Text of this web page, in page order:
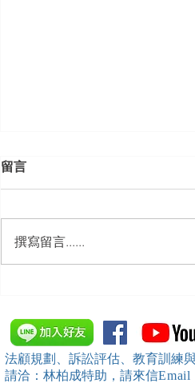
中、南等地辦理（職場霸凌
治教育訓練）課程 邀請本所律
師團隊擔任講師，課程圓
留言
撰寫留言......
法顧規劃、訴訟評估、教育訓練
請洽：林柏成特助 ，請來信Email